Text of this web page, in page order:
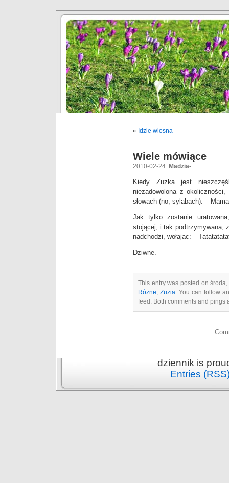
« Idzie wiosna
Wiele mówiące
2010-02-24 Madzia-
Kiedy Zuzka jest
niezadowolona z
słowach (no, sylabach): –
Jak tylko zostanie
stojącej, i tak podtrzymywana,
nadchodzi, wołając: –
Dziwne.
This entry was posted on
Różne, Zuzia. You can follow
feed. Both comments and pings
dziennik is
Entries